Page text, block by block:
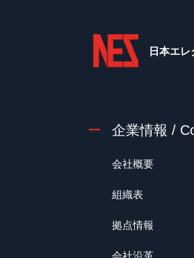
日本エ
企業情報 /
会社概要
組織表
拠点情報
会社沿革